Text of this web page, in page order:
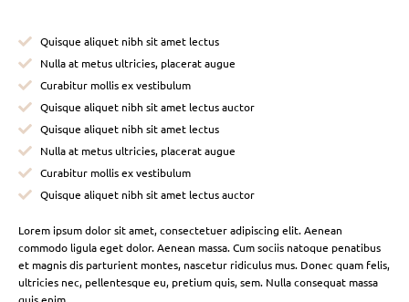
Quisque aliquet nibh sit amet lectus
Nulla at metus ultricies, placerat augue
Curabitur mollis ex vestibulum
Quisque aliquet nibh sit amet lectus auctor
Quisque aliquet nibh sit amet lectus
Nulla at metus ultricies, placerat augue
Curabitur mollis ex vestibulum
Quisque aliquet nibh sit amet lectus auctor
Lorem ipsum dolor sit amet, consectetuer adipiscing elit. Aenean
commodo ligula eget dolor. Aenean massa. Cum sociis natoque penatibus
et magnis dis parturient montes, nascetur ridiculus mus. Donec quam felis,
ultricies nec, pellentesque eu, pretium quis, sem. Nulla consequat massa
quis enim.